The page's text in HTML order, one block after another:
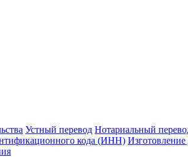
Устный перевод Нотариальный
кода (ИНН) Изготовление